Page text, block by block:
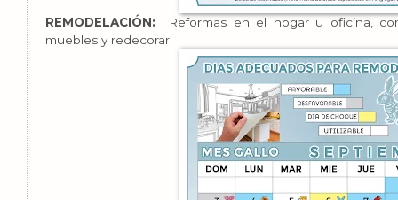
REMODELACIÓN:
Reformas en el hogar u oficina,
muebles y redecorar.